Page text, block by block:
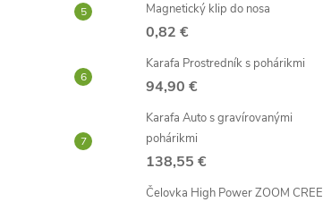
Magnetický klip do nosa
0,82 €
Karafa Prostredník s pohárikmi
94,90 €
Karafa Auto s gravírovanými
pohárikmi
138,55 €
Čelovka High Power ZOOM CREE